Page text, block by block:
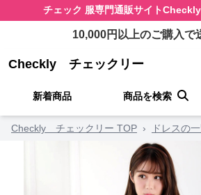
チェック 服専門通販サイト
10,000円以上のご購入で
Checkly チェックリー
新着商品 商品を検索
Checkly チェックリー TOP › ドレスの